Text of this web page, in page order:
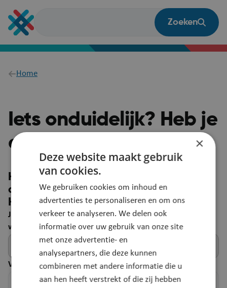
en
naar
inhoud
Zoeken
Breadcrumb
Home
Iets onduidelijk? Heb je
een vraag?
Heb je een suggestie om deze pagina
duidelijker te maken?
Heb je een vraag? Laat het ons weten!
Je feedback wordt automatisch gelinkt aan deze
webpagina.
Voornaam*
×
Deze website maakt gebruik
van cookies.
We gebruiken cookies om inhoud en
advertenties te personaliseren en om ons
verkeer te analyseren. We delen ook
informatie over uw gebruik van onze site
met onze advertentie- en
analysepartners, die deze kunnen
combineren met andere informatie die u
aan hen heeft verstrekt of die zij hebben